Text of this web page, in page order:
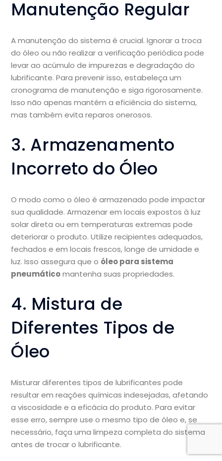
Manutenção Regular
A manutenção do sistema é crucial. Ignorar a troca
do óleo ou não realizar a verificação periódica pode
levar ao acúmulo de impurezas e degradação do
lubrificante. Para prevenir isso, estabeleça um
cronograma de manutenção e siga rigorosamente.
Isso não apenas mantém a eficiência do sistema,
mas também evita reparos onerosos.
3. Armazenamento
Incorreto do Óleo
O modo como o óleo é armazenado pode impactar
sua qualidade. Armazenar em locais expostos à luz
solar direta ou em temperaturas extremas pode
deteriorar o produto. Utilize recipientes adequados,
fechados e em locais frescos, longe de umidade e
luz. Isso assegura que o óleo para sistema
pneumáticomantenha suas propriedades.
4. Mistura de
Diferentes Tipos de
Óleo
Misturar diferentes tipos de lubrificantes pode
resultar em reações químicas indesejadas, afetando
a viscosidade e a eficácia do produto. Para evitar
esse erro, sempre use o mesmo tipo de óleo e, se
necessário, faça uma limpeza completa do sistema
antes de trocar o lubrificante.